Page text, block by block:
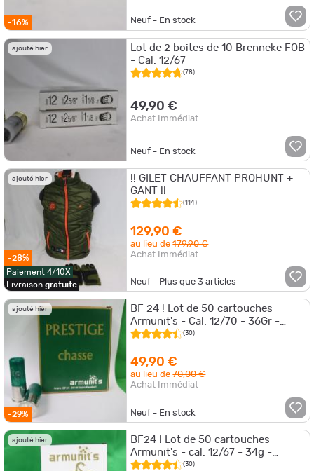
-16% Neuf - En stock
ajouté hier
Lot de 2 boites de 10 Brenneke FOB
- Cal. 12/67
(78)
49,90 €
Achat Immédiat
Neuf - En stock
ajouté hier
-28%
Paiement 4/10X
Livraison gratuite
!! GILET CHAUFFANT PROHUNT +
GANT !!
(114)
129,90 €
au lieu de179,90 €
Achat Immédiat
Neuf - Plus que3 articles
ajouté hier
-29%
BF 24 ! Lot de 50 cartouches
Armunit's - Cal. 12/70 - 36Gr -
Bourre à Jupe
(30)
49,90 €
au lieu de70,00 €
Achat Immédiat
Neuf - En stock
ajouté hier
BF24 ! Lot de 50 cartouches
Armunit's - cal. 12/67 - 34g -
Bourres grasses
(30)